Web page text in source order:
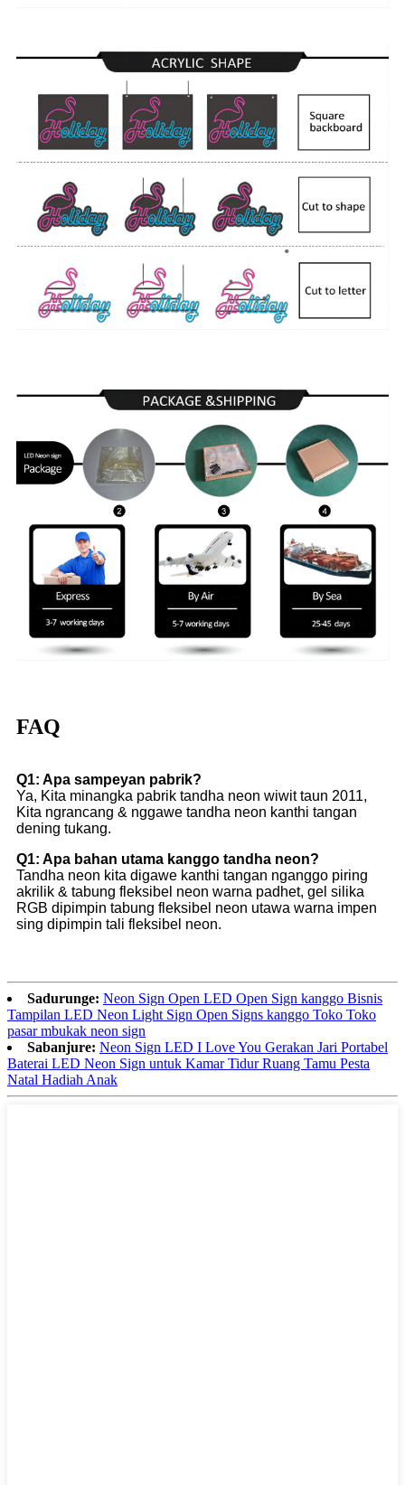
FAQ
Q1: Apa sampeyan pabrik?
Ya, Kita minangka pabrik tandha neon wiwit taun 2011,
Kita ngrancang & nggawe tandha neon kanthi tangan
dening tukang.
Q1: Apa bahan utama kanggo tandha neon?
Tandha neon kita digawe kanthi tangan nganggo piring
akrilik & tabung fleksibel neon warna padhet, gel silika
RGB dipimpin tabung fleksibel neon utawa warna impen
sing dipimpin tali fleksibel neon.
Sadurunge: Neon Sign Open LED Open Sign kanggo Bisnis
Tampilan LED Neon Light Sign Open Signs kanggo Toko Toko
pasar mbukak neon sign
Sabanjure: Neon Sign LED I Love You Gerakan Jari Portabel
Baterai LED Neon Sign untuk Kamar Tidur Ruang Tamu Pesta
Natal Hadiah Anak